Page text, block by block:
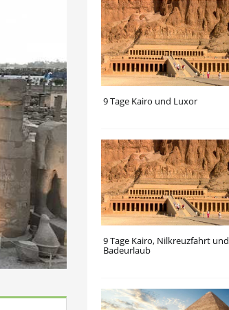
9 Tage Kairo und Luxor
9 Tage Kairo, Nilkreuzfahrt und
Badeurlaub